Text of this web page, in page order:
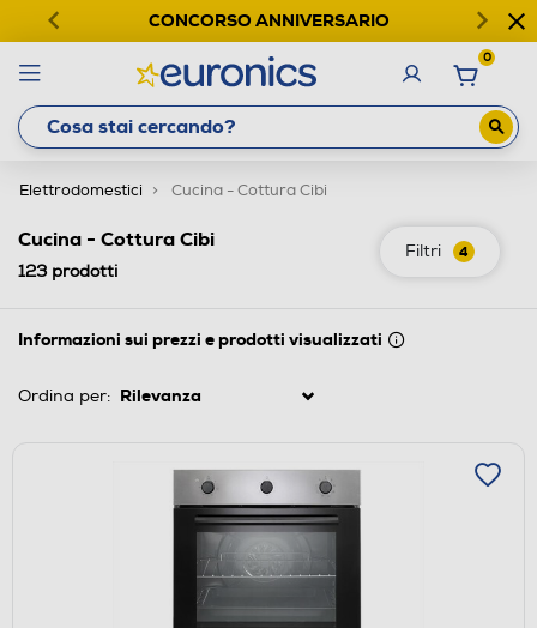
CONCORSO ANNIVERSARIO
0
Elettrodomestici Cucina - Cottura Cibi
Filtri 4
Cucina - Cottura Cibi
123prodotti
Informazioni sui prezzi e prodotti visualizzati
Ordina per: